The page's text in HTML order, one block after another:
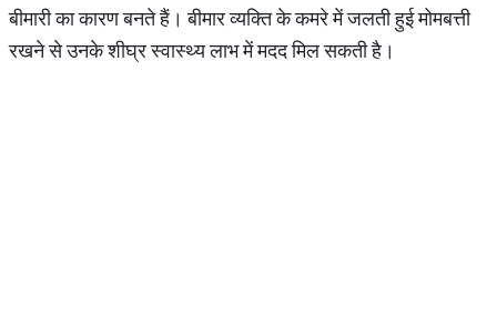
बीमारी का कारण बनते हैं। बीमार व्यक्ति के कमरे में जलती हुई मोमबत्ती
रखने से उनके शीघ्र स्वास्थ्य लाभ में मदद मिल सकती है।